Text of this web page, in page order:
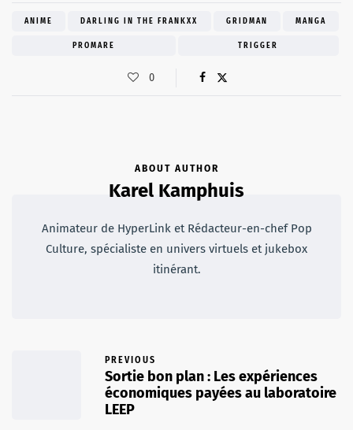
ANIME DARLING IN THE FRANKXX GRIDMAN MANGA
PROMARE TRIGGER
0
ABOUT AUTHOR
Karel Kamphuis
Animateur de HyperLink et Rédacteur-en-chef Pop
Culture, spécialiste en univers virtuels et jukebox
itinérant.
PREVIOUS
Sortie bon plan : Les expériences
économiques payées au laboratoire
LEEP